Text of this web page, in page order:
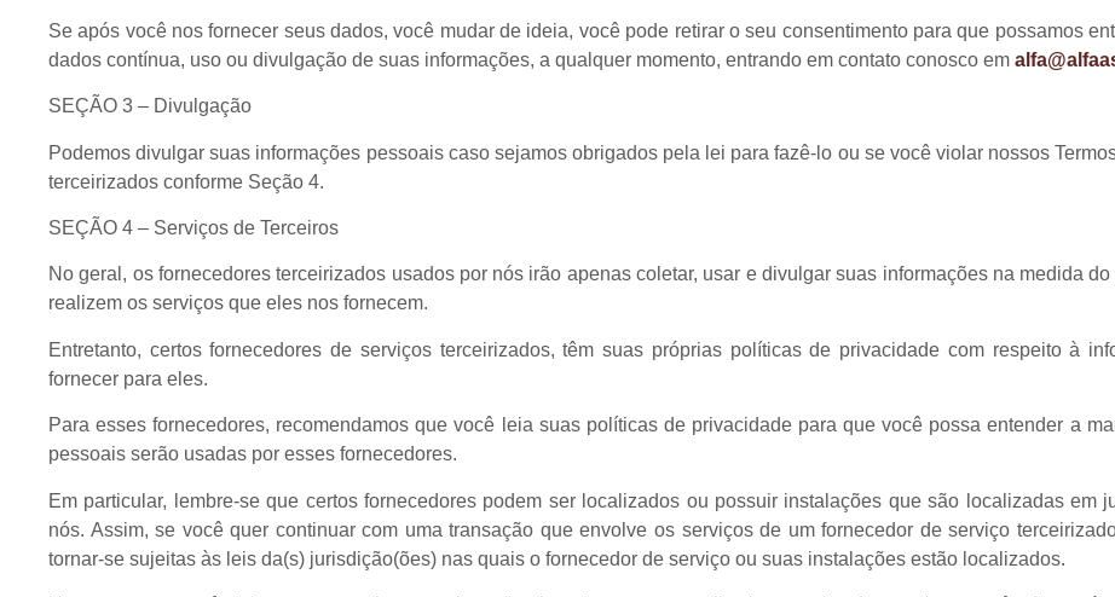
Se após você nos fornecer seus dados, você mudar de ideia, você pode retirar o seu consentimento para que possamos
dados contínua, uso ou divulgação de suas informações, a qualquer momento, entrando em contato conosco em
SEÇÃO 3 – Divulgação
Podemos divulgar suas informações pessoais caso sejamos obrigados pela lei para fazê-lo ou se você violar nossos
terceirizados conforme Seção 4.
SEÇÃO 4 – Serviços de Terceiros
No geral, os fornecedores terceirizados usados por nós irão apenas coletar, usar e divulgar suas informações na medida
realizem os serviços que eles nos fornecem.
Entretanto, certos fornecedores de serviços terceirizados, têm suas próprias políticas de privacidade com respeito à
fornecer para eles.
Para esses fornecedores, recomendamos que você leia suas políticas de privacidade para que você possa entender a
pessoais serão usadas por esses fornecedores.
Em particular, lembre-se que certos fornecedores podem ser localizados ou possuir instalações que são localizadas em
nós. Assim, se você quer continuar com uma transação que envolve os serviços de um fornecedor de serviço
tornar-se sujeitas às leis da(s) jurisdição(ões) nas quais o fornecedor de serviço ou suas instalações estão localizados.